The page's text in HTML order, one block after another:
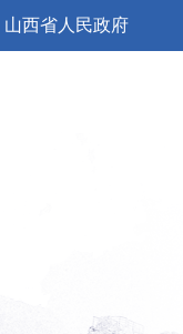
山西省人民政府